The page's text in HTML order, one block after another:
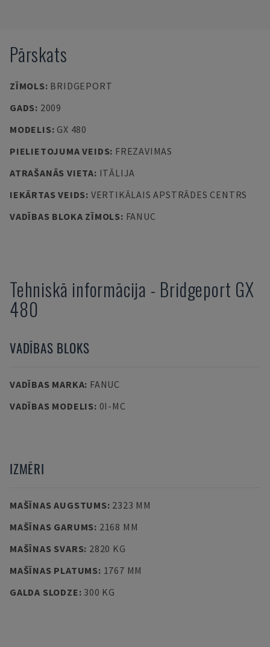
Pārskats
ZĪMOLS: BRIDGEPORT
GADS: 2009
MODELIS: GX 480
PIELIETOJUMA VEIDS: FREZAVIMAS
ATRAŠANĀS VIETA: ITĀLIJA
IEKĀRTAS VEIDS: VERTIKĀLAIS APSTRĀDES CENTRS
VADĪBAS BLOKA ZĪMOLS: FANUC
Tehniskā informācija - Bridgeport GX
480
VADĪBAS BLOKS
VADĪBAS MARKA: FANUC
VADĪBAS MODELIS: 0I-MC
IZMĒRI
MAŠĪNAS AUGSTUMS: 2323 MM
MAŠĪNAS GARUMS: 2168 MM
MAŠĪNAS SVARS: 2820 KG
MAŠĪNAS PLATUMS: 1767 MM
GALDA SLODZE: 300 KG